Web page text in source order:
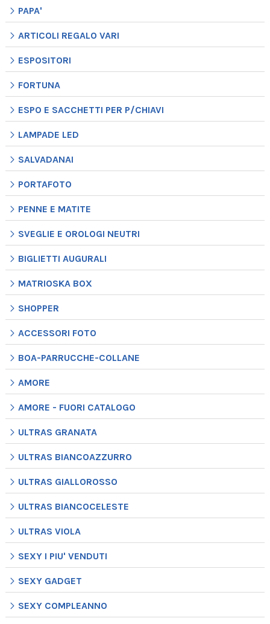
PAPA'
ARTICOLI REGALO VARI
ESPOSITORI
FORTUNA
ESPO E SACCHETTI PER P/CHIAVI
LAMPADE LED
SALVADANAI
PORTAFOTO
PENNE E MATITE
SVEGLIE E OROLOGI NEUTRI
BIGLIETTI AUGURALI
MATRIOSKA BOX
SHOPPER
ACCESSORI FOTO
BOA-PARRUCCHE-COLLANE
AMORE
AMORE - FUORI CATALOGO
ULTRAS GRANATA
ULTRAS BIANCOAZZURRO
ULTRAS GIALLOROSSO
ULTRAS BIANCOCELESTE
ULTRAS VIOLA
SEXY I PIU' VENDUTI
SEXY GADGET
SEXY COMPLEANNO